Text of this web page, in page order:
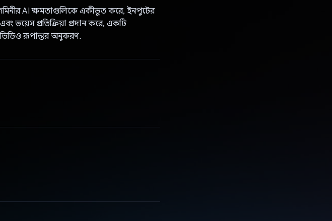
AI ক্ষমতাগুলিকে একীভূত করে, ইনপুটের
ভয়েস প্রতিক্রিয়া প্রদান করে, একটি
ভিডিও রূপান্তর অনুকরণ.